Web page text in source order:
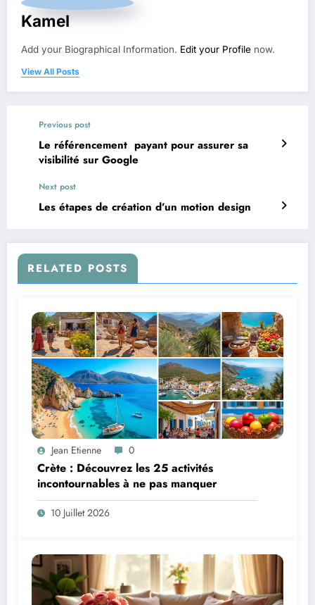
Kamel
Add your Biographical Information. Edit your Profile now.
View All Posts
Previous post
Le référencement payant pour assurer sa
visibilité sur Google
Next post
Les étapes de création d’un motion design
RELATED POSTS
Jean Etienne 0
Crète : Découvrez les 25 activités
incontournables à ne pas manquer
10 Juillet 2026